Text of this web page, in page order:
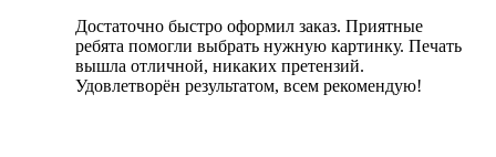
Достаточно быстро оформил заказ. Приятные
ребята помогли выбрать нужную картинку. Печать
вышла отличной, никаких претензий.
Удовлетворён результатом, всем рекомендую!